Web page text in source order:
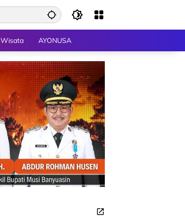
Wisata AYONUSA